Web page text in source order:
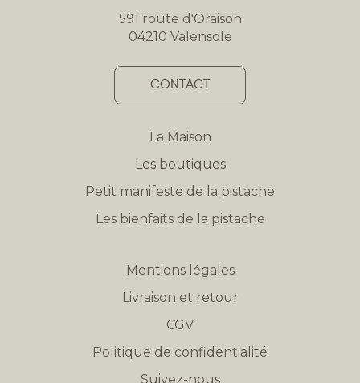
591 route d'Oraison
04210 Valensole
CONTACT
La Maison
Les boutiques
Petit manifeste de la pistache
Les bienfaits de la pistache
Mentions légales
Livraison et retour
CGV
Politique de confidentialité
Suivez-nous